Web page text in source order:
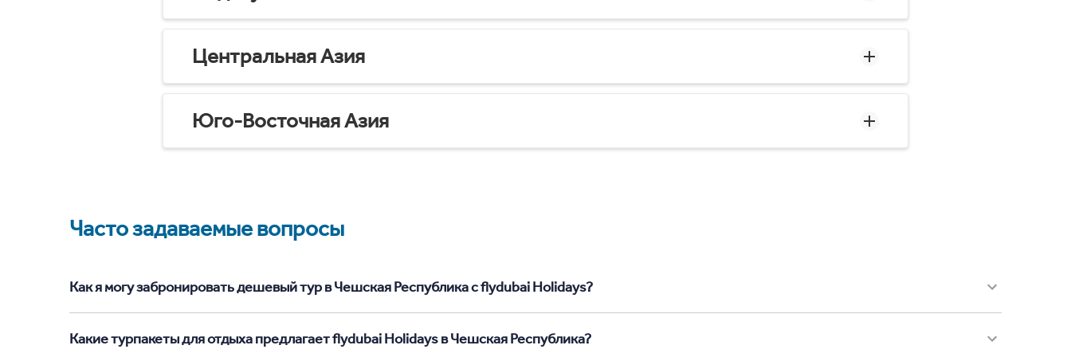
Центральная Азия
Юго-Восточная Азия
Часто задаваемые вопросы
Как я могу забронировать дешевый тур в Чешская Республика с flydubai Holidays?
Какие турпакеты для отдыха предлагает flydubai Holidays в Чешская Республика?